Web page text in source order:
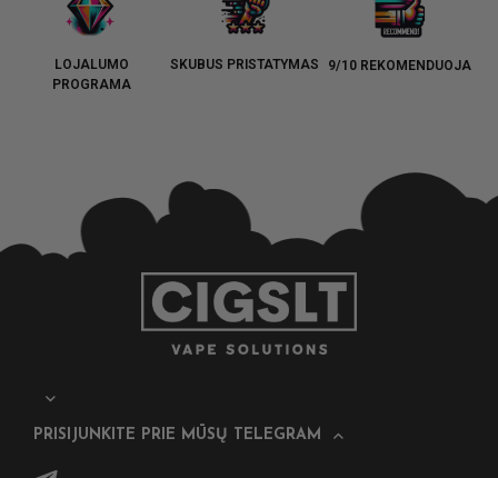
LOJALUMO
PROGRAMA
SKUBUS PRISTATYMAS 9/10 REKOMENDUOJA
PRISIJUNKITE PRIE MŪSŲ TELEGRAM